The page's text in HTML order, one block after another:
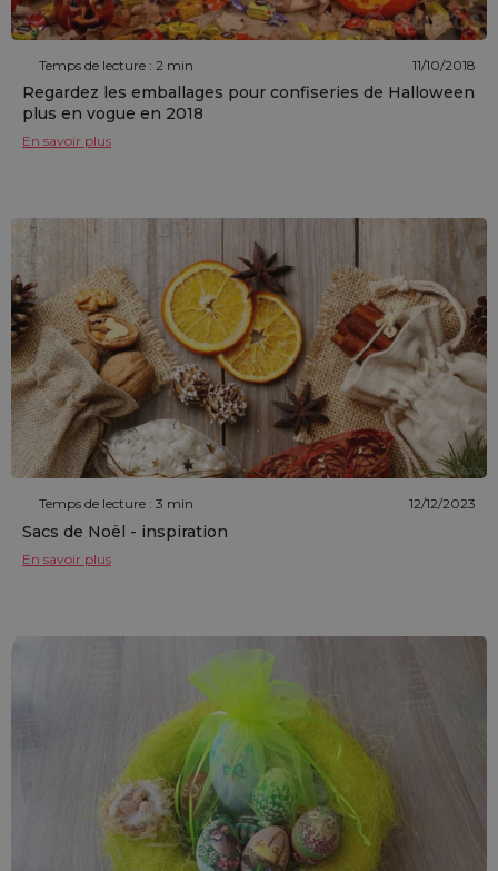
Temps de lecture : 2 min 11/10/2018
Regardez les emballages pour confiseries de Halloween
plus en vogue en 2018
En savoir plus
Temps de lecture : 3 min 12/12/2023
Sacs de Noël - inspiration
En savoir plus